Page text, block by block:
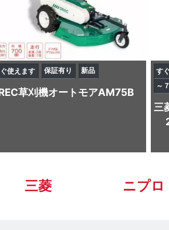
使えます 保証有り 新品
草刈機オートモアAM75B
す
～
三
三菱 ニプロ